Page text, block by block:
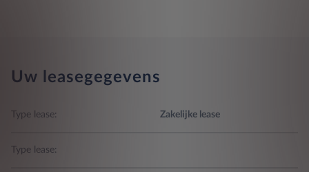
Uw leasegegevens
Type lease: Zakelijke lease
Type lease: